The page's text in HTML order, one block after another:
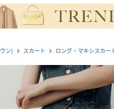
ン) navigate_next スカート navigate_next ロング・マキシスカー